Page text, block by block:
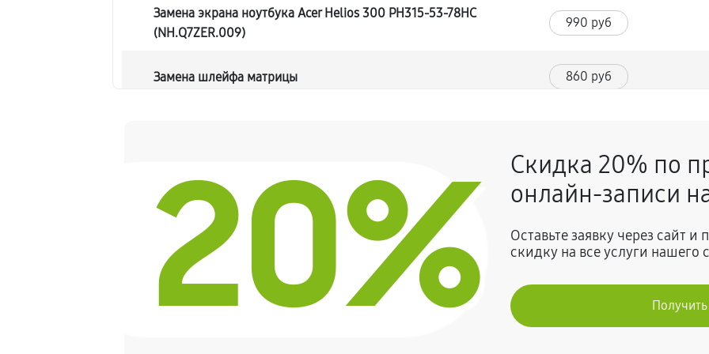
Замена экрана ноутбука Acer Helios 300 PH315-53-78HC
(NH.Q7ZER.009)
990 руб
Замена шлейфа матрицы 860 руб
Замена системы охлаждения 1480 руб
Замена процессора ноутбука Acer Helios 300 PH315-53-78HC
(NH.Q7ZER.009)
1390 руб
Замена оперативной памяти
20%
Скидка 20% по
онлайн-записи
Оставьте заявку через сайт
скидку на все услуги нашего